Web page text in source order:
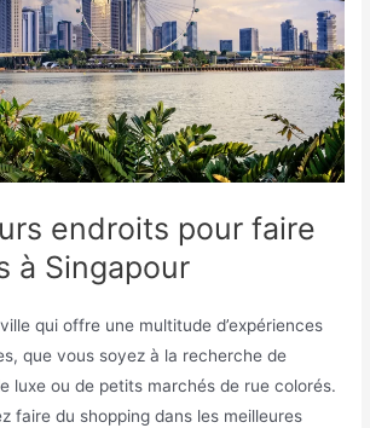
endroits pour faire
à Singapour
qui offre une multitude d’expériences
que vous soyez à la recherche de
luxe ou de petits marchés de rue colorés.
faire du shopping dans les meilleures